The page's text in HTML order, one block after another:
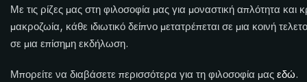
Με τις ρίζες μας στη φιλοσοφία μας για μοναστική απλότητα και
μακροζωία, κάθε ιδιωτικό δείπνο μετατρέπεται σε μια κοινή
σε μια επίσημη εκδήλωση.
Μπορείτε να διαβάσετε περισσότερα για τη φιλοσοφία μας εδώ.